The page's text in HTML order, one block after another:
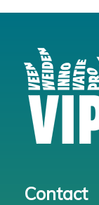
Contact